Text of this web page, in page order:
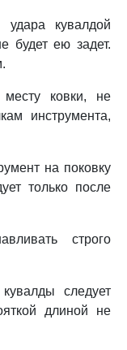
кувалдой
будет ею задет.
ковки, не
инструмента,
на поковку
только после
строго
следует
длиной не